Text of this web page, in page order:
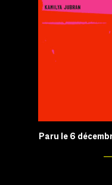
Paru le 6